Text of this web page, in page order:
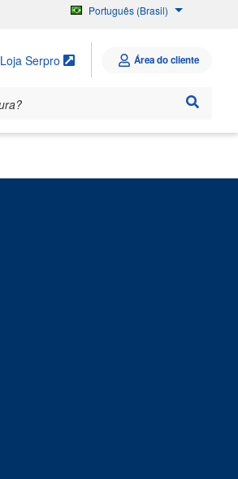
Português (Brasil)
Loja Serpro Área do cliente